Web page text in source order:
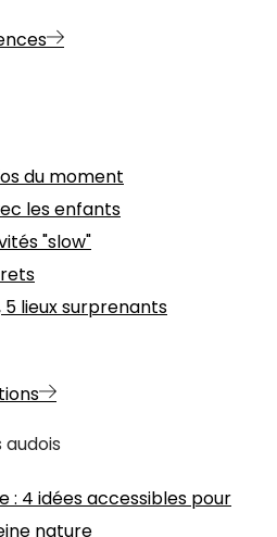
du moment
les enfants
"slow"
5 lieux surprenants
audois
: 4 idées accessibles pour
nature